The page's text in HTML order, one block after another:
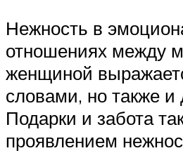
Нежность в
отношениях между
женщиной
словами, но также и
Подарки и забота
проявлением